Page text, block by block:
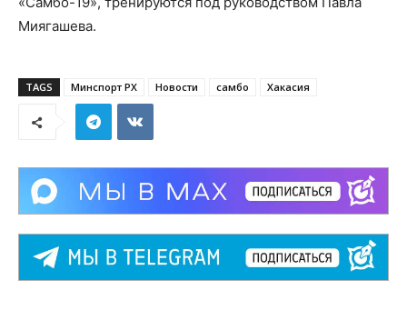
Миягашева.
TAGS Минспорт РХ Новости самбо Хакасия